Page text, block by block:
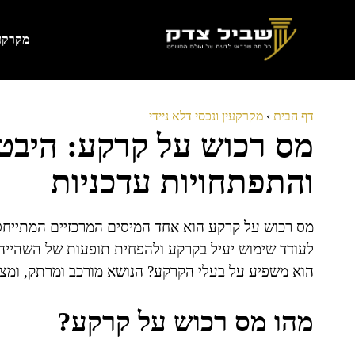
דף הבית › מקרקעין ונכסי דלא ניידי
מס רכוש על קרקע:
והתפתחויות עדכניות
מס רכוש על קרקע הוא אחד המיסים המרכזיים
לעודד שימוש יעיל בקרקע ולהפחית תופעות של
הוא משפיע על בעלי הקרקע? הנושא מורכב ומרתק,
מהו מס רכוש על קרקע?